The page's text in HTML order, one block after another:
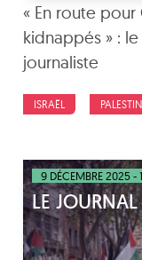
« En route pour
kidnappés » :
journaliste
ISRAËL
9 DÉCEMBRE 2025 -
LE JOURNAL